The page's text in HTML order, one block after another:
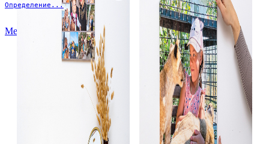
Определение...
Меню